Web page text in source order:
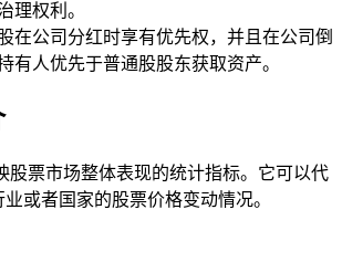
理权利。
在公司分红时享有优先权，并且在公司倒
有人优先于普通股股东获取资产。
股票市场整体表现的统计指标。它可以代
或者国家的股票价格变动情况。